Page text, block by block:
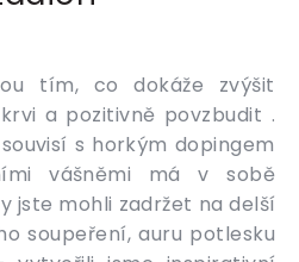
tím, co dokáže zvýšit
a pozitivně povzbudit .
s horkým dopingem
vášněmi má v sobě
jste mohli zadržet na delší
soupeření, auru potlesku